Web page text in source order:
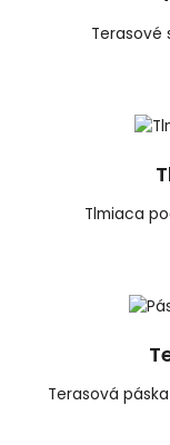
Terasové
Tlmiaca
Terasová